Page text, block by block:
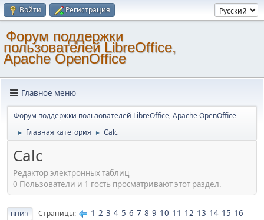
Войти Регистрация
Форум поддержки
пользователей LibreOffice,
Apache OpenOffice
Главное меню
Форум поддержки пользователей LibreOffice, Apache OpenOffice
► Главная категория ► Calc
Calc
Редактор электронных таблиц
0 Пользователи и 1 гость просматривают этот раздел.
ВНИЗ Страницы 1 2 3 4 5 6 7 8 9 10 11 12 13 14 15 16